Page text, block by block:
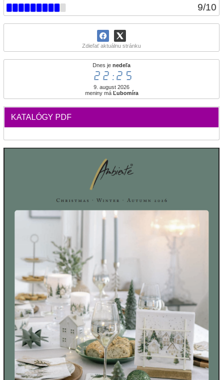
9/10
Zdieľať aktuálnu stránku
Dnes je nedeľa
22:25
9. august 2026
meniny má Ľubomíra
KATALÓGY PDF